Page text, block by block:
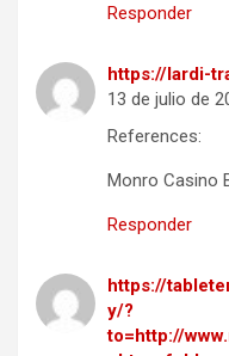
Responder
https://lardi-
13 de julio de
References:
Monro Casino
Responder
https://
y/?
to=http://